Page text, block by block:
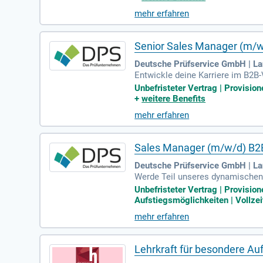
ergänzt durch praktische
unserem Innendienst und
mehr erfahren
Senior Sales Manager (m/
Deutsche Prüfservice GmbH |
Entwickle deine Karriere im
ähriger Erfahrung und
und individuelle
r Provision! Reisebereitschaft
u sein.
Unbefristeter Vertrag |
+weitere Benefits
mehr erfahren
Sales Manager (m/w/d)
Deutsche Prüfservice GmbH |
Werde Teil unseres
alerweise im Bereich
d unerlässlich.
deinen monatlichen Bonus:
Unbefristeter Vertrag |
Aufstiegsmöglichkeiten |
mehr erfahren
Lehrkraft für besondere